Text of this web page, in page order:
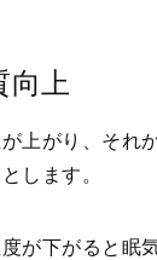
向上
上がり、それ
します。
が下がると眠